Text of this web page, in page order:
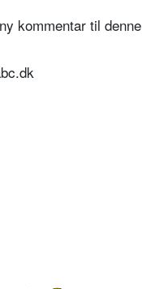
kommentar til denne